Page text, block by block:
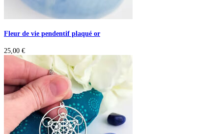
Fleur de vie pendentif plaqué or
25,00 €